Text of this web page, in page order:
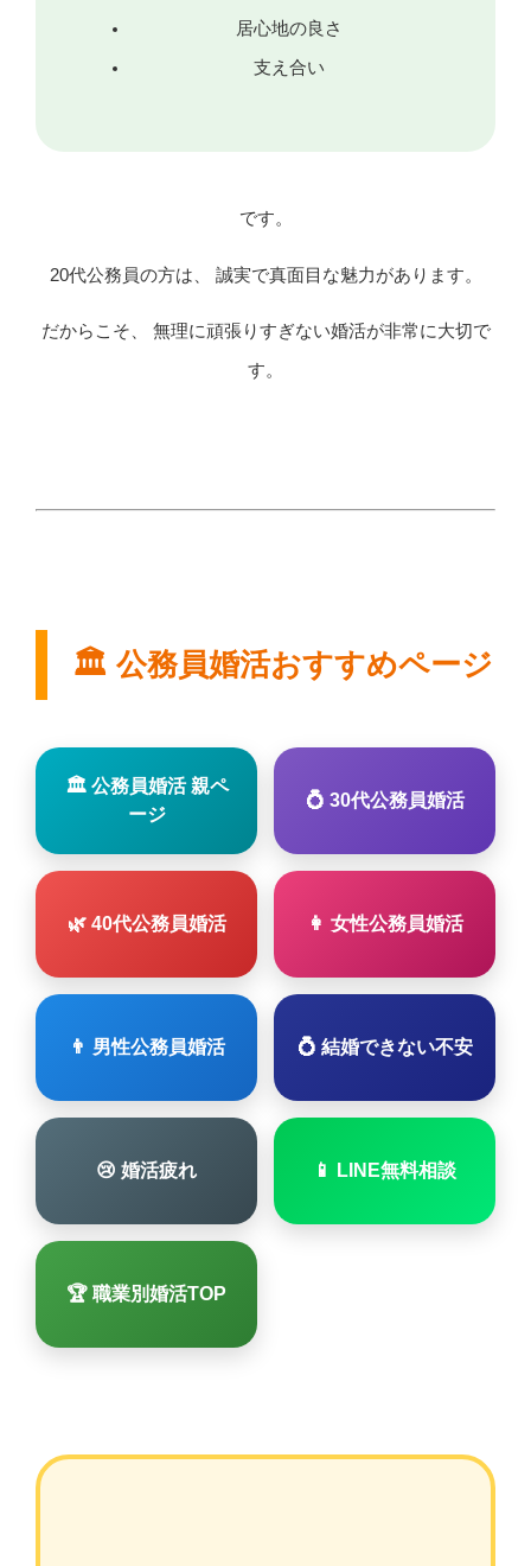
居心地の良さ
支え合い
です。
20代公務員の方は、 誠実で真面目な魅力があります。
だからこそ、 無理に頑張りすぎない婚活が非常に大切で
す。
🏛 公務員婚活おすすめページ
🏛 公務員婚活 親ペ
ージ
💍 30代公務員婚活
🌿 40代公務員婚活 👩 女性公務員婚活
👨 男性公務員婚活 💍 結婚できない不安
😢 婚活疲れ 📱 LINE無料相談
🏆 職業別婚活TOP